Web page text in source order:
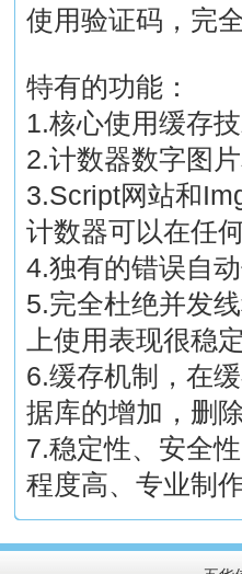
使用验证码，完
特有的功能：
1.核心使用缓存
2.计数器数字图
3.Script网站和
计数器可以在任
4.独有的错误自
5.完全杜绝并发
上使用表现很稳
6.缓存机制，在
据库的增加，删
7.稳定性、安全
程度高、专业制